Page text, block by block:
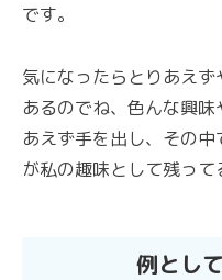
です。
気になったらとりあえ
あるのでね、色んな興
あえず手を出し、その
が私の趣味として残って
例とし